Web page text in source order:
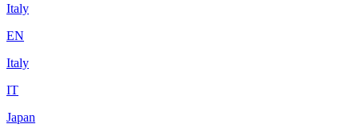
Italy
EN
Italy
IT
Japan